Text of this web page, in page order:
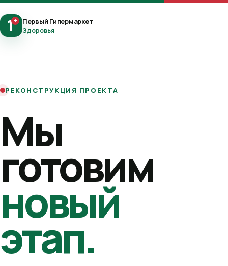
1+ Первый Гипермаркет
Здоровья
РЕКОНСТРУКЦИЯ ПРОЕКТА
Мы
готовим
новый
этап.